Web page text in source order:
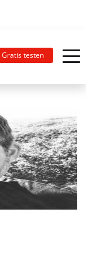
Gratis testen